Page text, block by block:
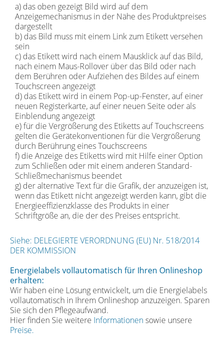
a) das oben gezeigt Bild wird auf dem
Anzeigemechanismus in der Nähe des Produktpreises
dargestellt
b) das Bild muss mit einem Link zum Etikett versehen
sein
c) das Etikett wird nach einem Mausklick auf das Bild,
nach einem Maus-Rollover über das Bild oder nach
dem Berühren oder Aufziehen des Bildes auf einem
Touchscreen angezeigt
d) das Etikett wird in einem Pop-up-Fenster, auf einer
neuen Registerkarte, auf einer neuen Seite oder als
Einblendung angezeigt
e) für die Vergrößerung des Etiketts auf Touchscreens
gelten die Gerätekonventionen für die Vergrößerung
durch Berührung eines Touchscreens
f) die Anzeige des Etiketts wird mit Hilfe einer Option
zum Schließen oder mit einem anderen Standard-
Schließmechanismus beendet
g) der alternative Text für die Grafik, der anzuzeigen ist,
wenn das Etikett nicht angezeigt werden kann, gibt die
Energieeffizienzklasse des Produkts in einer
Schriftgröße an, die der des Preises entspricht.
Siehe: DELEGIERTE VERORDNUNG (EU) Nr. 518/2014
DER KOMMISSION
Energielabels vollautomatisch für Ihren Onlineshop
erhalten:
Wir haben eine Lösung entwickelt, um die Energielabels
vollautomatisch in Ihrem Onlineshop anzuzeigen. Sparen
Sie sich den Pflegeaufwand.
Hier finden Sie weitere Informationensowie unsere
Preise.